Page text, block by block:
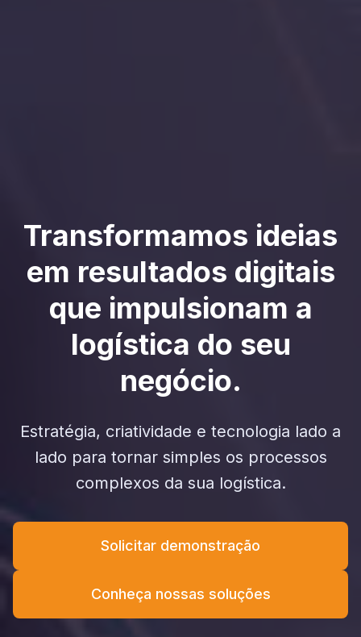
Transformamos ideias
em resultados digitais
que impulsionam a
logística do seu
negócio.
Estratégia, criatividade e tecnologia lado a
lado para tornar simples os processos
complexos da sua logística.
Solicitar demonstração
Conheça nossas soluções